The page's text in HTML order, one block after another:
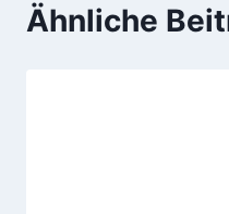
Ähnliche